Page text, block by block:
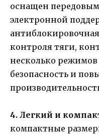
оснащен
электронной
антиблокировочная
контроля тяги,
несколько режимов
безопасность и
4. Легкий и
компактные